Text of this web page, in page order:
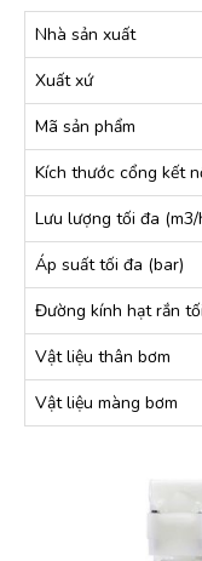
Nhà sản xuất
Xuất xứ
Mã sản phẩm
Kích thước cổng kết
Lưu lượng tối đa (m3/
Áp suất tối đa (bar)
Đường kính hạt rắn
Vật liệu thân bơm
Vật liệu màng bơm